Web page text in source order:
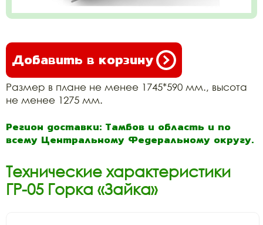
Добавить в корзину
Размер в плане не менее 1745*590 мм., высота
не менее 1275 мм.
Регион доставки: Тамбов и область и по
всему Центральному Федеральному округу.
Технические характеристики
ГР-05 Горка «Зайка»